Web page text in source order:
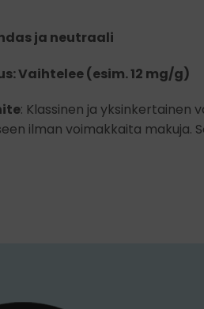
ja neutraali
Vaihtelee (esim. 12 mg/g)
: Klassinen ja yksinkertainen
ilman voimakkaita makuja.